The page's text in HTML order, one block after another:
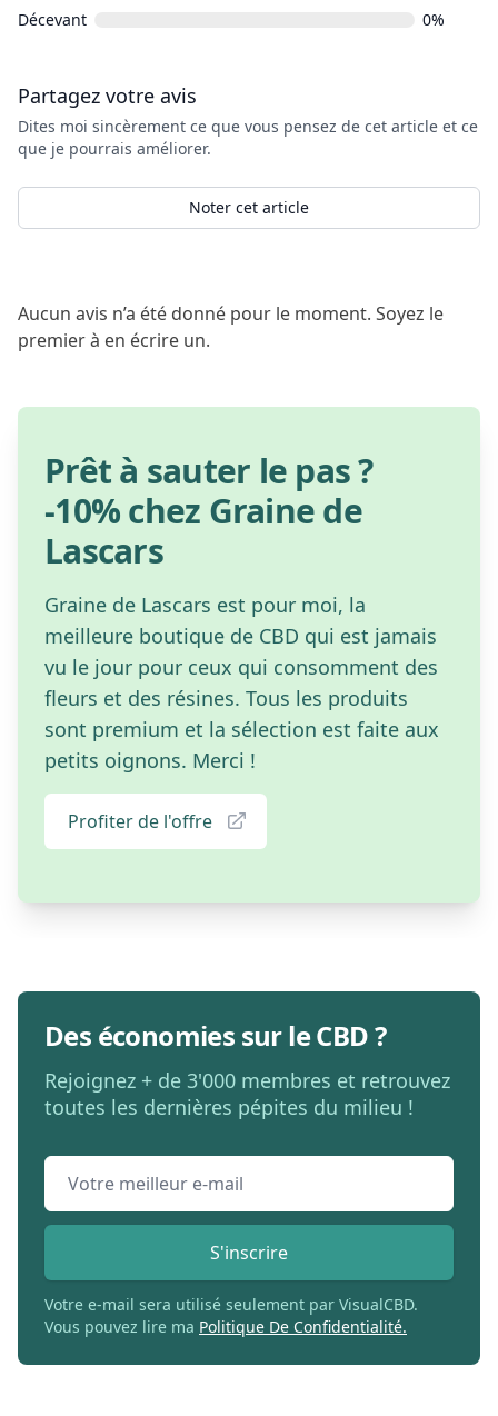
Décevant
0%
Partagez votre avis
Dites moi sincèrement ce que vous pensez de cet article et ce
que je pourrais améliorer.
Noter cet article
Aucun avis n’a été donné pour le moment. Soyez le
premier à en écrire un.
Prêt à sauter le pas ?
-10% chez Graine de
Lascars
Graine de Lascars est pour moi, la
meilleure boutique de CBD qui est jamais
vu le jour pour ceux qui consomment des
fleurs et des résines. Tous les produits
sont premium et la sélection est faite aux
petits oignons. Merci !
Profiter de l'offre
Des économies sur le CBD ?
Rejoignez + de 3'000 membres et retrouvez
toutes les dernières pépites du milieu !
Email address
S'inscrire
Votre e-mail sera utilisé seulement par VisualCBD.
Vous pouvez lire ma Politique De Confidentialité.